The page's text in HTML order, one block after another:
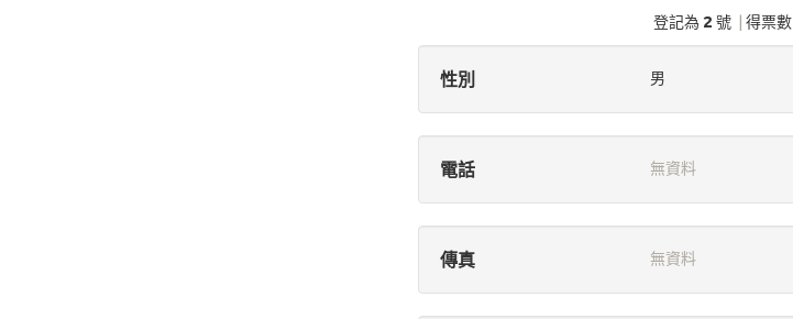
登記為 2 號 得票數
性別 男
電話 無資料
傳真 無資料